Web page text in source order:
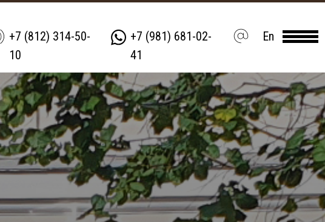
En
+7 (812) 314-50-
10
+7 (981) 681-02-
41